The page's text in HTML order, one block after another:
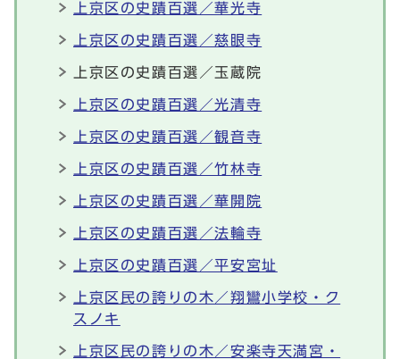
上京区の史蹟百選／華光寺
上京区の史蹟百選／慈眼寺
上京区の史蹟百選／玉蔵院
上京区の史蹟百選／光清寺
上京区の史蹟百選／観音寺
上京区の史蹟百選／竹林寺
上京区の史蹟百選／華開院
上京区の史蹟百選／法輪寺
上京区の史蹟百選／平安宮址
上京区民の誇りの木／翔鸞小学校・ク
スノキ
上京区民の誇りの木／安楽寺天満宮・